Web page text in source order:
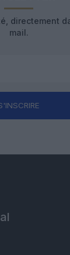
directement
mail.